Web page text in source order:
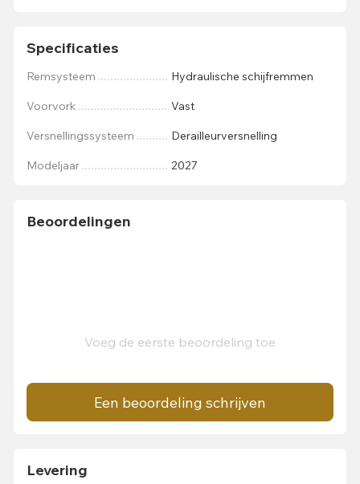
Specificaties
Remsysteem Hydraulische schijfremmen
Voorvork Vast
Versnellingssysteem Derailleurversnelling
Modeljaar 2027
Beoordelingen
Voeg de eerste beoordeling toe
Een beoordeling schrijven
Levering